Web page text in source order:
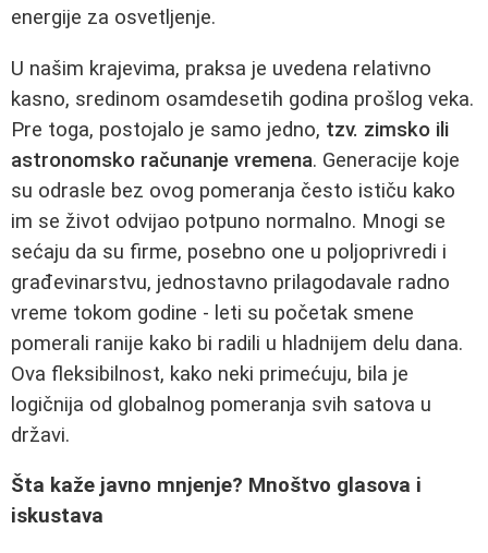
energije za osvetljenje.
U našim krajevima, praksa je uvedena relativno
kasno, sredinom osamdesetih godina prošlog veka.
Pre toga, postojalo je samo jedno, tzv. zimsko ili
astronomsko računanje vremena. Generacije koje
su odrasle bez ovog pomeranja često ističu kako
im se život odvijao potpuno normalno. Mnogi se
sećaju da su firme, posebno one u poljoprivredi i
građevinarstvu, jednostavno prilagodavale radno
vreme tokom godine - leti su početak smene
pomerali ranije kako bi radili u hladnijem delu dana.
Ova fleksibilnost, kako neki primećuju, bila je
logičnija od globalnog pomeranja svih satova u
državi.
Šta kaže javno mnjenje? Mnoštvo glasova i
iskustava